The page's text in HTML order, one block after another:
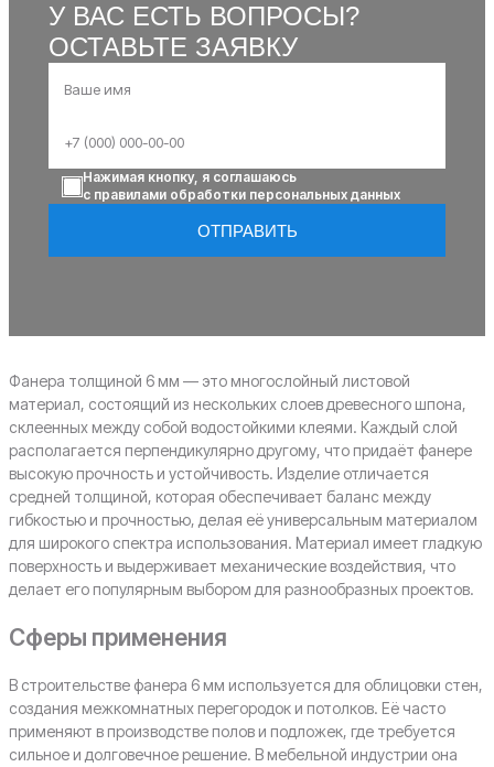
У ВАС ЕСТЬ ВОПРОСЫ?
ОСТАВЬТЕ ЗАЯВКУ
Нажимая кнопку, я соглашаюсь
с правилами обработки персональных данных
ОТПРАВИТЬ
Фанера толщиной 6 мм — это многослойный листовой
материал, состоящий из нескольких слоев древесного шпона,
склеенных между собой водостойкими клеями. Каждый слой
располагается перпендикулярно другому, что придаёт фанере
высокую прочность и устойчивость. Изделие отличается
средней толщиной, которая обеспечивает баланс между
гибкостью и прочностью, делая её универсальным материалом
для широкого спектра использования. Материал имеет гладкую
поверхность и выдерживает механические воздействия, что
делает его популярным выбором для разнообразных проектов.
Сферы применения
В строительстве фанера 6 мм используется для облицовки стен,
создания межкомнатных перегородок и потолков. Её часто
применяют в производстве полов и подложек, где требуется
сильное и долговечное решение. В мебельной индустрии она